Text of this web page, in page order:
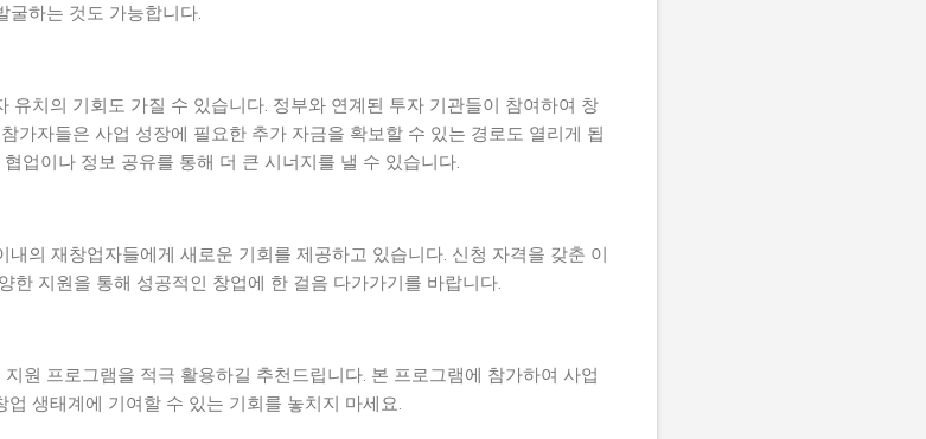
굴하는 것도 가능합니다.
유치의 기회도 가질 수 있습니다. 정부와 연계된 투자 기관들이 참여하여 창
가자들은 사업 성장에 필요한 추가 자금을 확보할 수 있는 경로도 열리게 됩
업이나 정보 공유를 통해 더 큰 시너지를 낼 수 있습니다.
내의 재창업자들에게 새로운 기회를 제공하고 있습니다. 신청 자격을 갖춘 이
한 지원을 통해 성공적인 창업에 한 걸음 다가가기를 바랍니다.
원 프로그램을 적극 활용하길 추천드립니다. 본 프로그램에 참가하여 사업
생태계에 기여할 수 있는 기회를 놓치지 마세요.